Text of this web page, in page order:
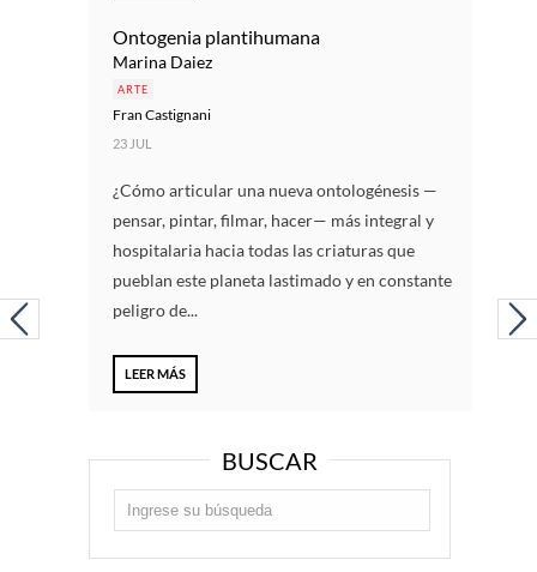
Ontogenia plantihumana
Marina Daiez
ARTE
Fran Castignani
23 JUL
¿Cómo articular una nueva ontologénesis —
pensar, pintar, filmar, hacer— más integral y
hospitalaria hacia todas las criaturas que
pueblan este planeta lastimado y en constante
peligro de...
LEER MÁS
BUSCAR